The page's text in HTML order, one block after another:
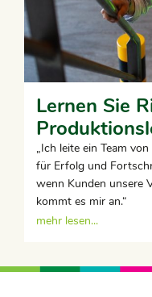
Lernen Sie
„Ich leite ein Team
für Erfolg und
wenn Kunden unsere
kommt es mir an.“
mehr lesen...